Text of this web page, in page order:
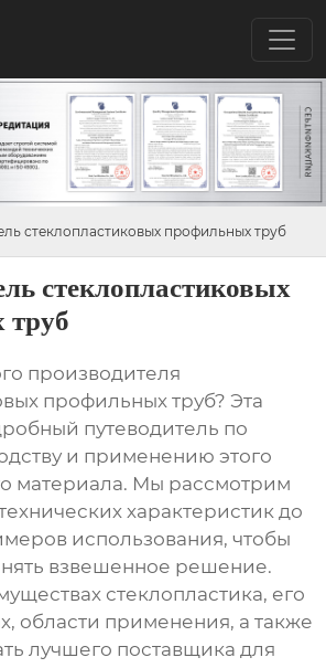
стеклопластиковых профильных труб
стеклопластиковых
труб
производителя
профильных труб? Эта
путеводитель по
и применению этого
материала. Мы рассмотрим
характеристик до
использования, чтобы
взвешенное решение.
стеклопластика, его
области применения, а также
лучшего поставщика для